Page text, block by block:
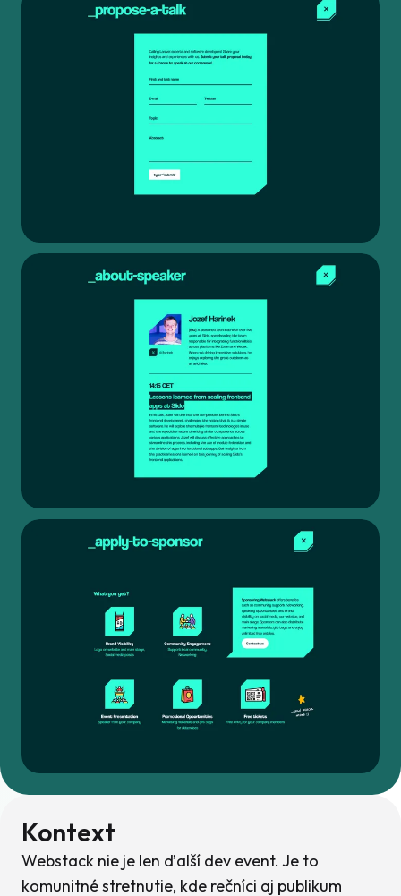
Kontext
Webstack nie je len ďalší dev event. Je to
komunitné stretnutie, kde rečníci aj publikum